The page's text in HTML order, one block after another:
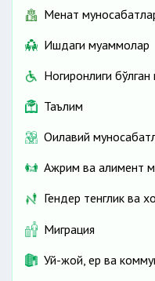
Меҳнат
Ишдаги муаммолар
Ногиронлиги
Таълим
Оилавий
Ажрим ва алимент
Гендер тенглик ва
Миграция
Уй-жой, ер ва